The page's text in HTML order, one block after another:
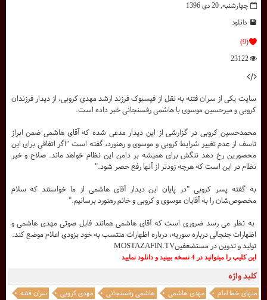
چهارشنبه, 20 دی 1396
دانلود
(9)
23122
سایت یکی از سران فتنه به نقل از فیسبوک فرزند ارشد مهدی کروبی،‌ از دیدار فرزندان
کروبی و میرحسین موسوی با هاشمی رفسنجانی خبر داده است.
محمدحسین کروبی در گزارشی از این دیدار مدعی شده که آقای هاشمی ضمن ابراز
تاسف از عدم تغییر شرایط کروبی و موسوی و رهنورد، گفته است "اگر اتفاقی برای این
محصورین رخ دهد ننگش برای همیشه بر دامن این نظام خواهد ماند. صلاح و خیر
نظام در این است که هرچه زودتر از آنها رفع حصر شود."
به گفته پسر کروبی "در پایان این دیدار آقای هاشمی از ما خواستند که سلام
مخصوص‌شان را به آقایان موسوی و کروبی و خانم رهنورد برسانیم."
به نظر می رسد ضروری است که آقای هاشمی همانند فایل صوتی مهدی هاشمی و
اظهارات جنجالی درباره سوریه، درباره اظهارات منتسب به خود بزودی اعلام موضع کند.
تولید و تدوین در مستضعفینMOSTAZAFIN.TV
اين کليپ را ميتوانيد در 4 نسخه ببينيد و دانلود نماييد
کلید واژه
منهای خط امام مهدی هاشمی هاشمی رفسنجانی مهدی کروبی
سران فتنه